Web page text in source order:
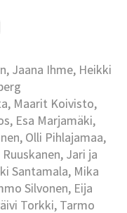
Jaana Ihme, Heikki
Maarit Koivisto,
Esa Marjamäki,
Olli Pihlajamaa,
Jari ja
Santamala, Mika
Silvonen, Eija
Torkki, Tarmo